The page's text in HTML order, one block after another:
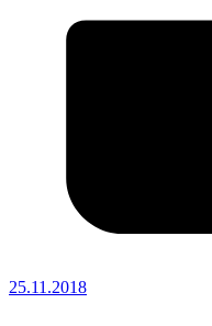
25.11.2018